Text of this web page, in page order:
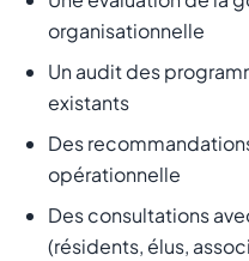
organisationnelle
Un audit des
existants
Des
opérationnelle
Des consultations
(résidents, élus,